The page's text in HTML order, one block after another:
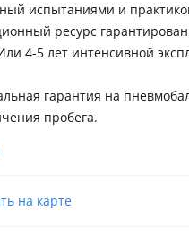
испытаниями и
ресурс
4-5 лет интенсивной
гарантия на
пробега.
на карте